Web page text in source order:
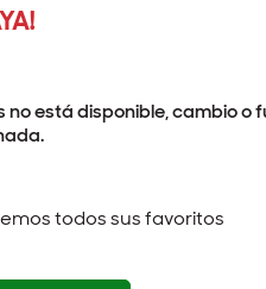
está disponible, cambio o
todos sus favoritos